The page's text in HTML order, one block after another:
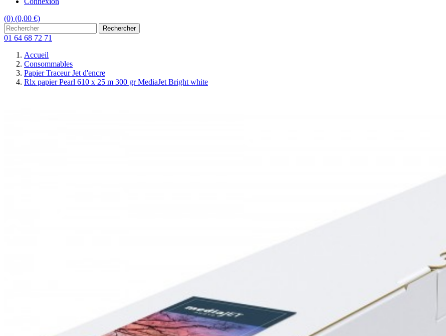
(0) (0,00 €)
Rechercher
01 64 68 72 71
Accueil
Consommables
Papier Traceur Jet d'encre
Rlx papier Pearl 610 x 25 m 300 gr MediaJet Bright white